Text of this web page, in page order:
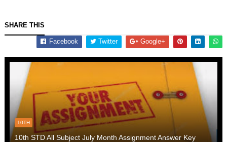
SHARE THIS
Facebook Twitter Google+
10TH
10th STD All Subject July Month Assignment Answer Key